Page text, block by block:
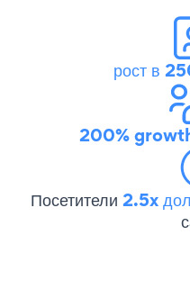
рост в
200%
Посетители 2.5x